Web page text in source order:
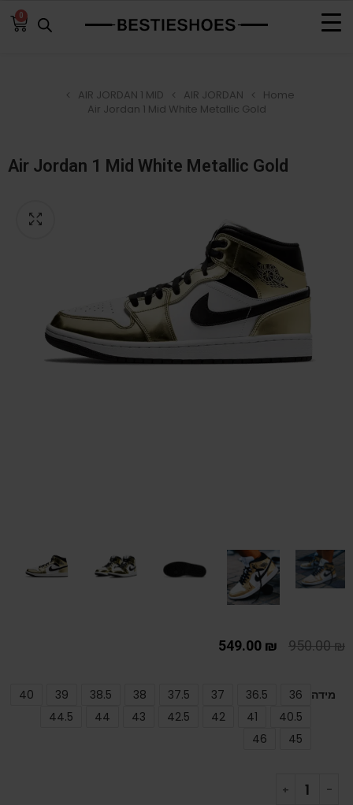
0
Home
AIR JORDAN
AIR JORDAN 1 MID
Air Jordan 1 Mid White Metallic Gold
Air Jordan 1 Mid White Metallic Gold
950.00₪
549.00 ₪
מידה 36
36.5
37
37.5
38
38.5
39
40
40.5
41
42
42.5
43
44
44.5
45
46